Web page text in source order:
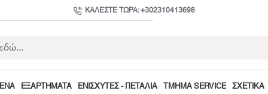
ΚΑΛΈΣΤΕ ΤΏΡΑ: +302310413698
ΕΞΑΡΤΉΜΑΤΑ ΕΝΙΣΧΥΤΈΣ - ΠΕΤΆΛΙΑ ΤΜΉΜΑ SERVICE ΣΧΕΤΙΚΆ